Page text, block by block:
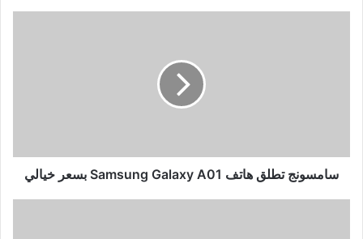
سامسونج تطلق هاتف Samsung Galaxy A01 بسعر خيالي